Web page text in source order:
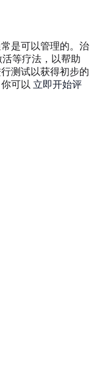
是可以管理的。治
等疗法，以帮助
测试以获得初步的
可以 立即开始评